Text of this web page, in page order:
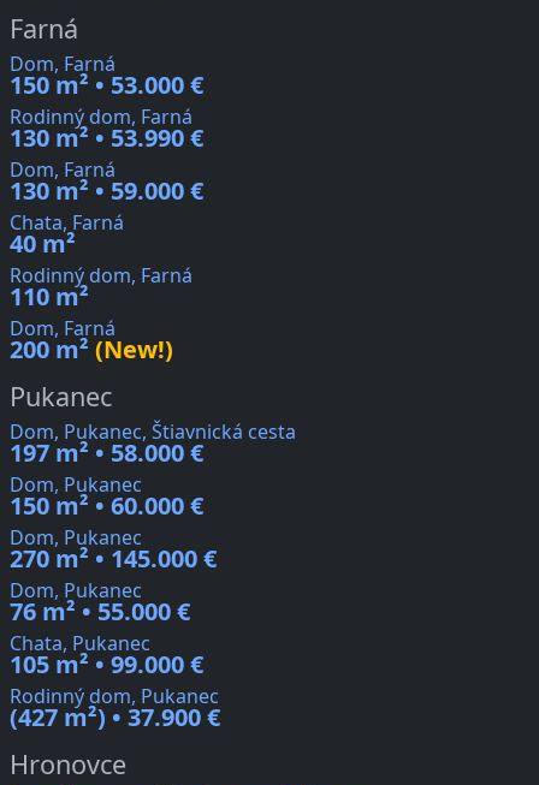
Farná
Dom, Farná
150 m² • 53.000 €
Rodinný dom, Farná
130 m² • 53.990 €
Dom, Farná
130 m² • 59.000 €
Chata, Farná
40 m²
Rodinný dom, Farná
110 m²
Dom, Farná
200 m² (New!)
Pukanec
Dom, Pukanec, Štiavnická cesta
197 m² • 58.000 €
Dom, Pukanec
150 m² • 60.000 €
Dom, Pukanec
270 m² • 145.000 €
Dom, Pukanec
76 m² • 55.000 €
Chata, Pukanec
105 m² • 99.000 €
Rodinný dom, Pukanec
(427 m²) • 37.900 €
Hronovce